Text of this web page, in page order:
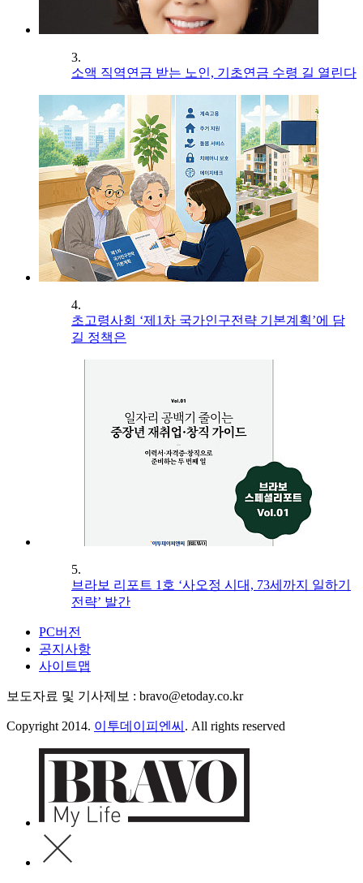
3.
소액 직역연금 받는 노인, 기초연금 수령 길 열린다
4.
초고령사회 ‘제1차 국가인구전략 기본계획’에 담
길 정책은
5.
브라보 리포트 1호 ‘사오정 시대, 73세까지 일하기
전략’ 발간
PC버전
공지사항
사이트맵
보도자료 및 기사제보 : bravo@etoday.co.kr
Copyright 2014. 이투데이피엔씨 . All rights reserved